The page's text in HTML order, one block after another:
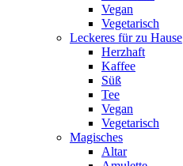
Vegan
Vegetarisch
Leckeres für zu Hause
Herzhaft
Kaffee
Süß
Tee
Vegan
Vegetarisch
Magisches
Altar